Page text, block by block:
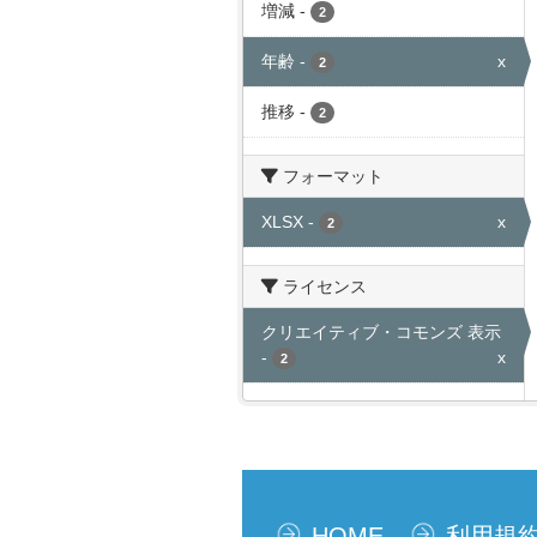
増減 - 2
年齢 - 2 x
推移 - 2
フォーマット
XLSX - 2 x
ライセンス
クリエイティブ・コモンズ 表示
-
2 x